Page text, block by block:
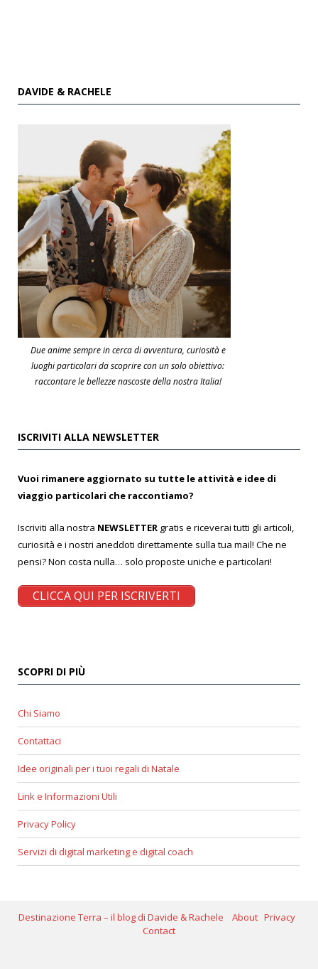
DAVIDE & RACHELE
Due anime sempre in cerca di avventura, curiosità e
luoghi particolari da scoprire con un solo obiettivo:
raccontare le bellezze nascoste della nostra Italia!
ISCRIVITI ALLA NEWSLETTER
Vuoi rimanere aggiornato su tutte le attività e idee di
viaggio particolari che raccontiamo?
Iscriviti alla nostra NEWSLETTER gratis e riceverai tutti gli articoli,
curiosità e i nostri aneddoti direttamente sulla tua mail! Che ne
pensi? Non costa nulla… solo proposte uniche e particolari!
CLICCA QUI PER ISCRIVERTI
SCOPRI DI PIÙ
Chi Siamo
Contattaci
Idee originali per i tuoi regali di Natale
Link e Informazioni Utili
Privacy Policy
Servizi di digital marketing e digital coach
Destinazione Terra – il blog di Davide & Rachele About Privacy
Contact